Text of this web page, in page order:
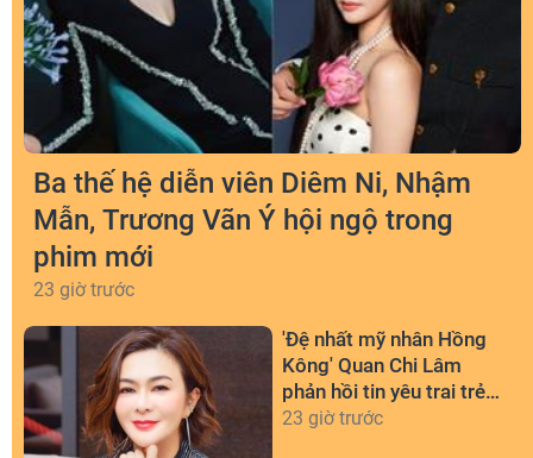
Ba thế hệ diễn viên Diêm Ni, Nhậm
Mẫn, Trương Vãn Ý hội ngộ trong
phim mới
23 giờ trước
'Đệ nhất mỹ nhân Hồng
Kông' Quan Chi Lâm
phản hồi tin yêu trai trẻ
kém 36 tuổi
23 giờ trước